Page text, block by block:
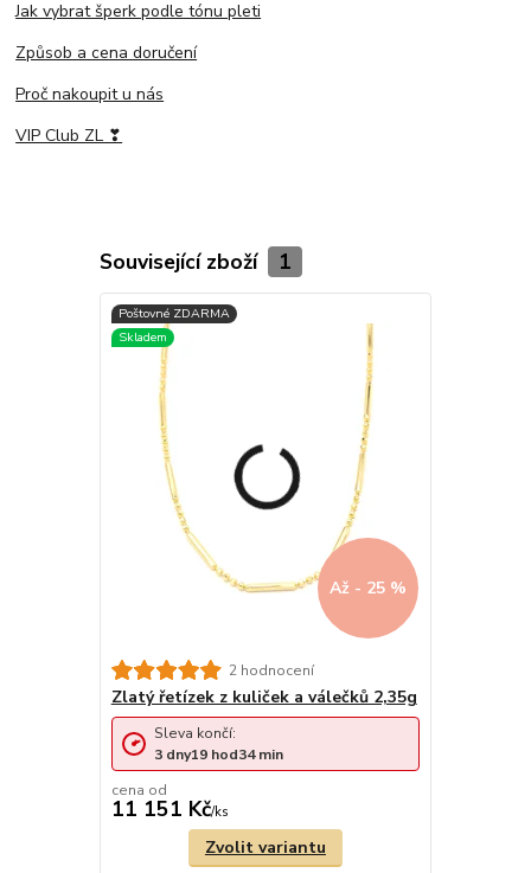
Jak vybrat šperk podle tónu pleti
Způsob a cena doručení
Proč nakoupit u nás
VIP Club ZL ❣
Související zboží 1
Až - 25 %
2 hodnocení
Zlatý řetízek z kuliček a válečků 2,35g
cena od
11 151 Kč/ks
Sleva končí:
3 dny19 hod34min
Zvolit variantu